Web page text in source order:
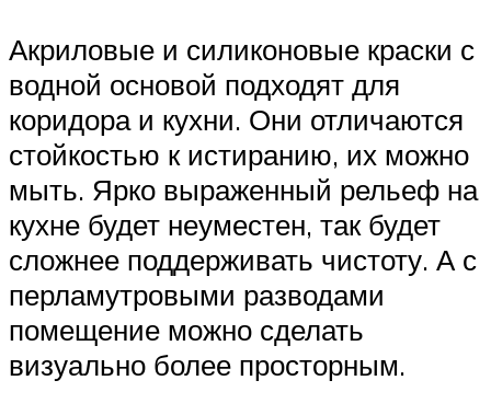
Акриловые и силиконовые краски с
водной основой подходят для
коридора и кухни. Они отличаются
стойкостью к истиранию, их можно
мыть. Ярко выраженный рельеф на
кухне будет неуместен, так будет
сложнее поддерживать чистоту. А с
перламутровыми разводами
помещение можно сделать
визуально более просторным.